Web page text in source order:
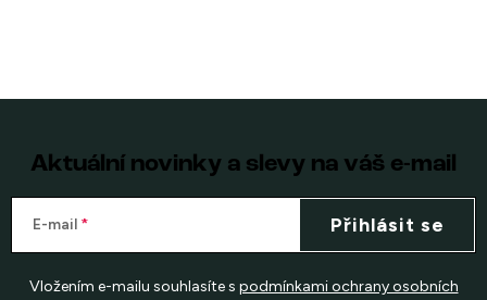
Aktuální novinky a slevy na váš e-mail
E-mail
Vložením e-mailu souhlasíte s podmínkami ochrany osobních
Přihlásit se